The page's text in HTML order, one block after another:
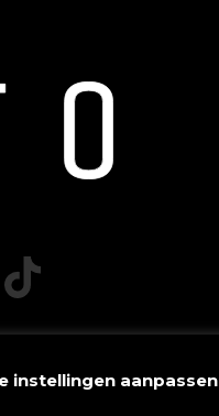
instellingen aanpassen